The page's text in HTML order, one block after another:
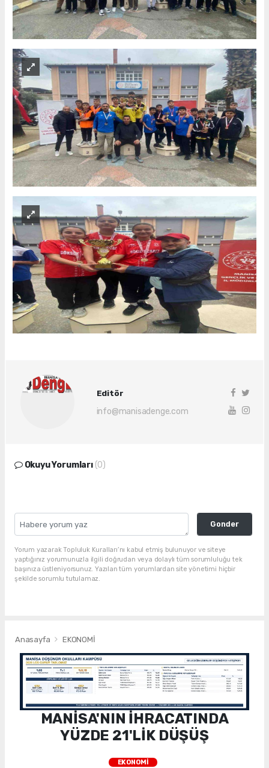
Editör
info@manisadenge.com
Okuyu Yorumları (0)
Gonder
Yorum yazarak Topluluk Kuralları’nı kabul etmiş bulunuyor ve siteye
yaptığınız yorumunuzla ilgili doğrudan veya dolaylı tüm sorumluluğu tek
başınıza üstleniyorsunuz. Yazılan tüm yorumlardan site yönetimi hiçbir
şekilde sorumlu tutulamaz.
Anasayfa EKONOMİ
MANİSA'NIN İHRACATINDA
YÜZDE 21'LİK DÜŞÜŞ
EKONOMİ